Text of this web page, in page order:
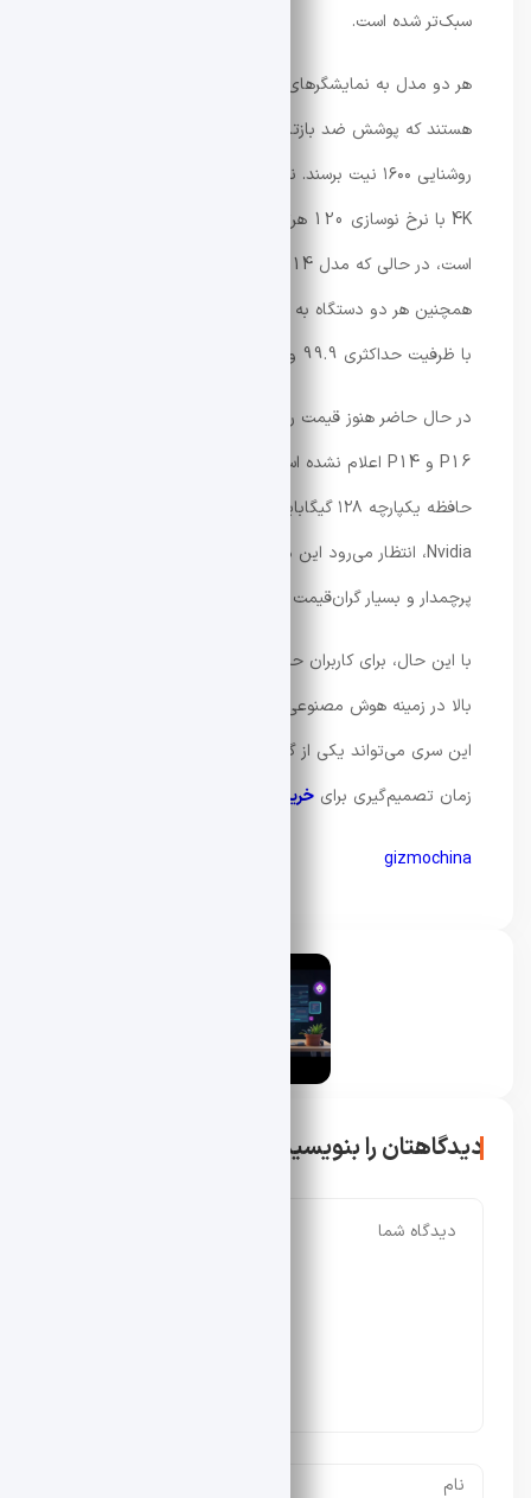
سبک‌تر شده است.
هستند که پوشش ضد بازتاب نور دارند و می‌توانند به
همچنین هر دو دستگاه به تاچ‌پدهای لمسی پیشرفته و باتری
با ظرفیت حداکثری 99.9 وات‌ساعت مجهز شده‌اند.
P16 و P14 اعلام نشده است، اما با توجه به استفاده از
حافظه یکپارچه ۱۲۸ گیگابایتی و نسل جدید تراشه‌های
Nvidia، انتظار می‌رود این محصولات در رده دستگاه‌های
پرچمدار و بسیار گران‌قیمت بازار قرار بگیرند.
با این حال، برای کاربران حرفه‌ای که به دنبال قدرت پردازشی
بالا در زمینه هوش مصنوعی، طراحی و تولید محتوا هستند،
این سری می‌تواند یکی از گزینه‌های جدی برای آینده و حتی
زمان تصمیم‌گیری برای خرید لپ تاپ
gizmochina
دیدگاهتان را بنویسید